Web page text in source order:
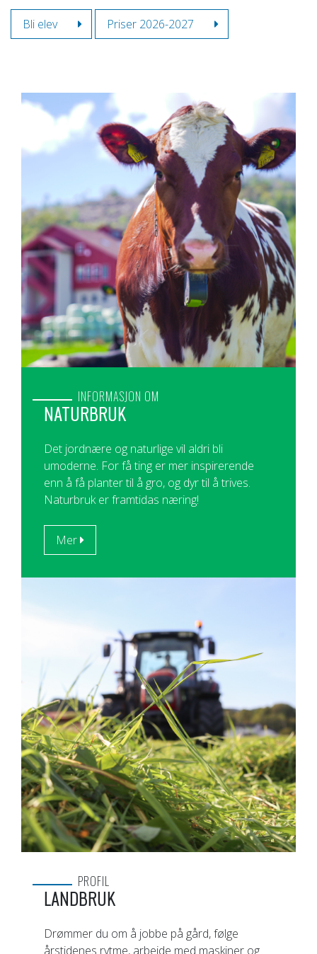
Bli elev Priser 2026-2027
INFORMASJON OM
NATURBRUK
Det jordnære og naturlige vil aldri bli
umoderne. For få ting er mer inspirerende
enn å få planter til å gro, og dyr til å trives.
Naturbruk er framtidas næring!
Mer
PROFIL
LANDBRUK
Drømmer du om å jobbe på gård, følge
årstidenes rytme, arbeide med maskiner og